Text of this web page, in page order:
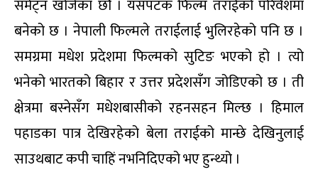
समेट्न खोजेका छौं । यसपटक फिल्म तराईको परिवेशमा
बनेको छ । नेपाली फिल्मले तराईलाई भुलिरहेको पनि छ ।
समग्रमा मधेश प्रदेशमा फिल्मको सुटिङ भएको हो । त्यो
भनेको भारतको बिहार र उत्तर प्रदेशसँग जोडिएको छ । ती
क्षेत्रमा बस्नेसँग मधेशबासीको रहनसहन मिल्छ । हिमाल
पहाडका पात्र देखिरहेको बेला तराईको मान्छे देखिनुलाई
साउथबाट कपी चाहिं नभनिदिएको भए हुन्थ्यो ।